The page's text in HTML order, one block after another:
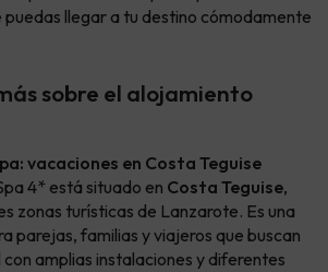
puedas llegar a tu destino cómodamente
sobre el alojamiento
vacaciones en Costa Teguise
4* está situado en Costa Teguise,
zonas turísticas de Lanzarote. Es una
parejas, familias y viajeros que buscan
amplias instalaciones y diferentes